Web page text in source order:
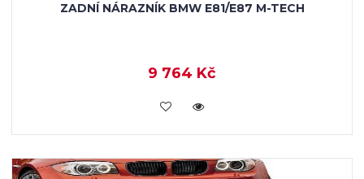
ZADNÍ NÁRAZNÍK BMW E81/E87 M-TECH
9 764 Kč
KOUPIT